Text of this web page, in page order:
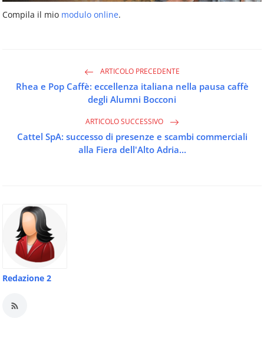
Compila il mio modulo online.
ARTICOLO PRECEDENTE
Rhea e Pop Caffè: eccellenza italiana nella pausa caffè
degli Alumni Bocconi
ARTICOLO SUCCESSIVO
Cattel SpA: successo di presenze e scambi commerciali
alla Fiera dell'Alto Adria...
Redazione 2